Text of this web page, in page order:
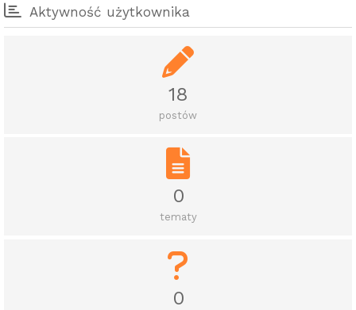
Aktywność użytkownika
18
postów
0
tematy
0